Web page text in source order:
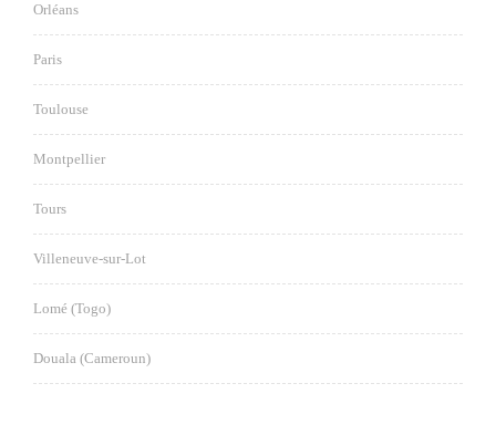
Orléans
Paris
Toulouse
Montpellier
Tours
Villeneuve-sur-Lot
Lomé (Togo)
Douala (Cameroun)